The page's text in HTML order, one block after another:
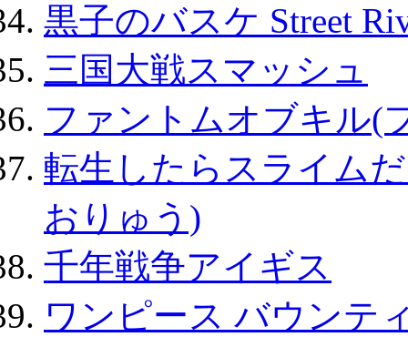
黒子のバスケ Street
三国大戦スマッシュ
ファントムオブキル(
転生したらスライム
おりゅう)
千年戦争アイギス
ワンピース バウンテ